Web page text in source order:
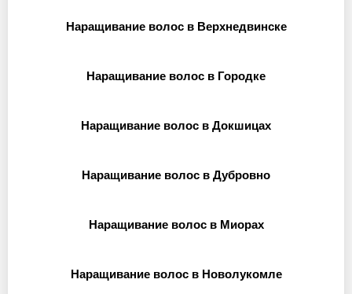
Наращивание волос в Верхнедвинске
Наращивание волос в Городке
Наращивание волос в Докшицах
Наращивание волос в Дубровно
Наращивание волос в Миорах
Наращивание волос в Новолукомле